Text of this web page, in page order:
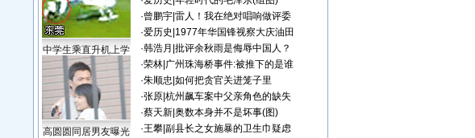
中学生乘直升机上学
高圆圆同居男友曝光
·曾鹏宇| 雷人！我在绝对唱响做评委
·爱历史 1977年华国锋视察大庆油田
·韩浩月 批评余秋雨是侮辱中国人？
·荣林| 广州珠海桥事件:被推下的是谁
·朱顺忠 如何把贪官关进笼子里
·张原| 杭州飙车案中父亲角色的缺失
·蔡天新| 奥数本身并不是坏事(图)
·王攀| 副县长之女施暴的卫生巾疑虑